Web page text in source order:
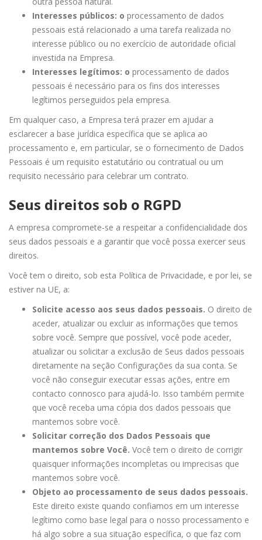
Interesses públicos: o processamento de dados
pessoais está relacionado a uma tarefa realizada no
interesse público ou no exercício de autoridade oficial
investida na Empresa.
Interesses legítimos: o processamento de dados
pessoais é necessário para os fins dos interesses
legítimos perseguidos pela empresa.
Em qualquer caso, a Empresa terá prazer em ajudar a
esclarecer a base jurídica específica que se aplica ao
processamento e, em particular, se o fornecimento de Dados
Pessoais é um requisito estatutário ou contratual ou um
requisito necessário para celebrar um contrato.
Seus direitos sob o RGPD
A empresa compromete-se a respeitar a confidencialidade dos
seus dados pessoais e a garantir que você possa exercer seus
direitos.
Você tem o direito, sob esta Política de Privacidade, e por lei, se
estiver na UE, a:
Solicite acesso aos seus dados pessoais. O direito de
aceder, atualizar ou excluir as informações que temos
sobre você. Sempre que possível, você pode aceder,
atualizar ou solicitar a exclusão de Seus dados pessoais
diretamente na seção Configurações da sua conta. Se
você não conseguir executar essas ações, entre em
contacto connosco para ajudá-lo. Isso também permite
que você receba uma cópia dos dados pessoais que
mantemos sobre você.
Solicitar correção dos Dados Pessoais que
mantemos sobre Você. Você tem o direito de corrigir
quaisquer informações incompletas ou imprecisas que
mantemos sobre você.
Objeto ao processamento de seus dados pessoais.
Este direito existe quando confiamos em um interesse
legítimo como base legal para o nosso processamento e
há algo sobre a sua situação específica, o que faz com